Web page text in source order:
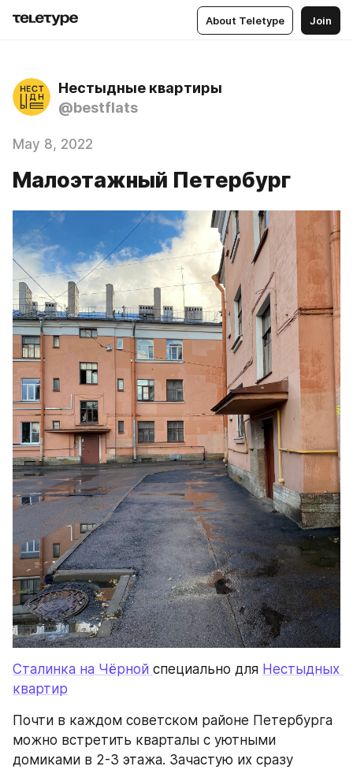
About Teletype Join
Нестыдные квартиры
@bestflats
May 8, 2022
Малоэтажный Петербург
Сталинка на Чёрной специально для Нестыдных
квартир
Почти в каждом советском районе Петербурга
можно встретить кварталы с уютными
домиками в 2-3 этажа. Зачастую их сразу